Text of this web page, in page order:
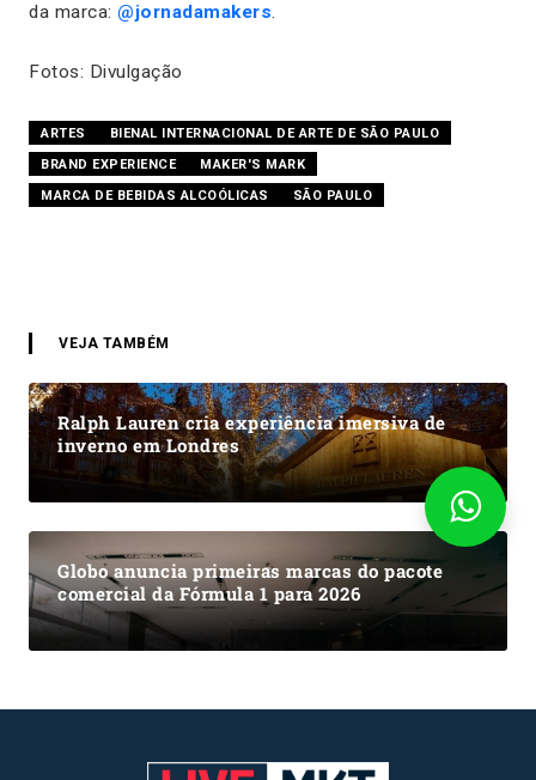
da marca: @jornadamakers.
Fotos: Divulgação
ARTES
BIENAL INTERNACIONAL DE ARTE DE SÃO PAULO
BRAND EXPERIENCE
MAKER'S MARK
MARCA DE BEBIDAS ALCOÓLICAS
SÃO PAULO
VEJA TAMBÉM
Ralph Lauren cria experiência imersiva de
inverno em Londres
Globo anuncia primeiras marcas do pacote
comercial da Fórmula 1 para 2026